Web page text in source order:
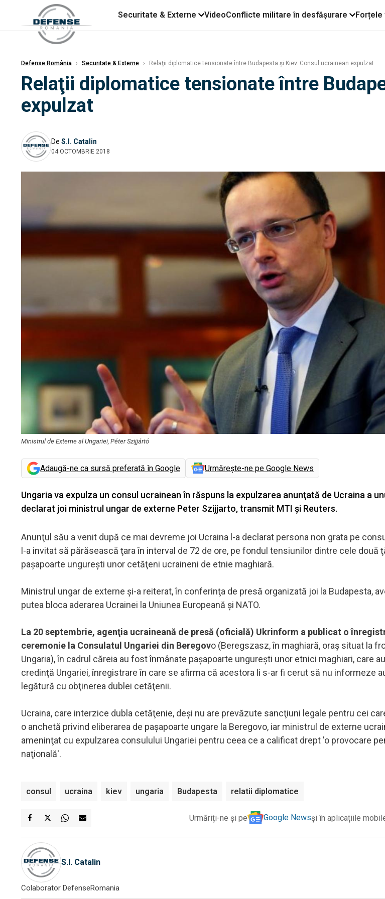
Securitate & Externe VideoConflicte militare în desfășurare
Defense România › Securitate & Externe › Relaţii diplomatice tensionate între Budapesta şi Kiev. Consul ucrainean expulzat
Relaţii diplomatice tensionate între
expulzat
De S.I. Catalin
04 OCTOMBRIE 2018
Ministrul de Externe al Ungariei, Péter Szijjártó
Adaugă-ne ca sursă preferată în Google Urmărește-ne pe Google News
Ungaria va expulza un consul ucrainean în răspuns la expulzarea anunţată de Ucraina a
declarat joi ministrul ungar de externe Peter Szijjarto, transmit MTI şi Reuters.
Anunţul său a venit după ce mai devreme joi Ucraina l-a declarat persona non grata pe
l-a invitat să părăsească ţara în interval de 72 de ore, pe fondul tensiunilor dintre cele două
paşapoarte ungureşti unor cetăţeni ucraineni de etnie maghiară.
Ministrul ungar de externe şi-a reiterat, în conferinţa de presă organizată joi la Budapesta,
putea bloca aderarea Ucrainei la Uniunea Europeană şi NATO.
La 20 septembrie, agenţia ucraineană de presă (oficială) Ukrinform a publicat o
ceremonie la Consulatul Ungariei din Beregovo (Beregszasz, în maghiară, oraş situat la
Ungaria), în cadrul căreia au fost înmânate paşapoarte ungureşti unor etnici maghiari, care
credinţă Ungariei, înregistrare în care se afirma că acestora li s-ar fi cerut să nu informeze
legătură cu obţinerea dublei cetăţenii.
Ucraina, care interzice dubla cetăţenie, deşi nu are prevăzute sancţiuni legale pentru cei
o anchetă privind eliberarea de paşapoarte ungare la Beregovo, iar ministrul de externe
ameninţat cu expulzarea consulului Ungariei pentru ceea ce a calificat drept 'o provocare
naţională'.
consul ucraina kiev ungaria Budapesta relatii diplomatice
Urmăriți-ne și pe Google Newsși în aplicațiile
S.I. Catalin
Colaborator DefenseRomania